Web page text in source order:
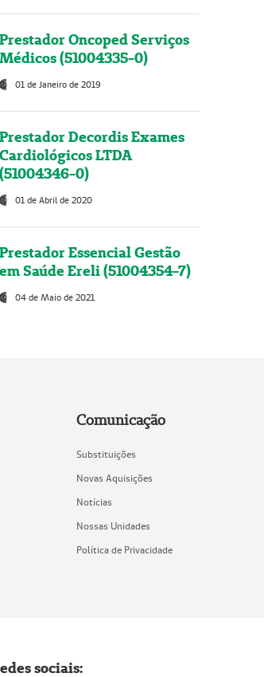
Prestador Oncoped Serviços
Médicos (51004335-0)
01 de Janeiro de 2019
Prestador Decordis Exames
Cardiológicos LTDA
(51004346-0)
01 de Abril de 2020
Prestador Essencial Gestão
em Saúde Ereli (51004354-7)
04 de Maio de 2021
Comunicação
Substituições
Novas Aquisições
Notícias
Nossas Unidades
Política de Privacidade
sociais: